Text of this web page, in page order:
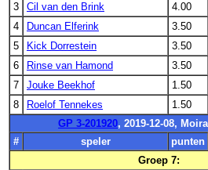
3
Cil van den Brink 4.00
4
Duncan Elferink 3.50
5
Kick Dorrestein 3.50
6
Rinse van Hamond 3.50
7
Jouke Beekhof 1.50
8
Roelof Tennekes 1.50
GP 3-201920, 2019-12-08,
#
speler punten
Groep 7: